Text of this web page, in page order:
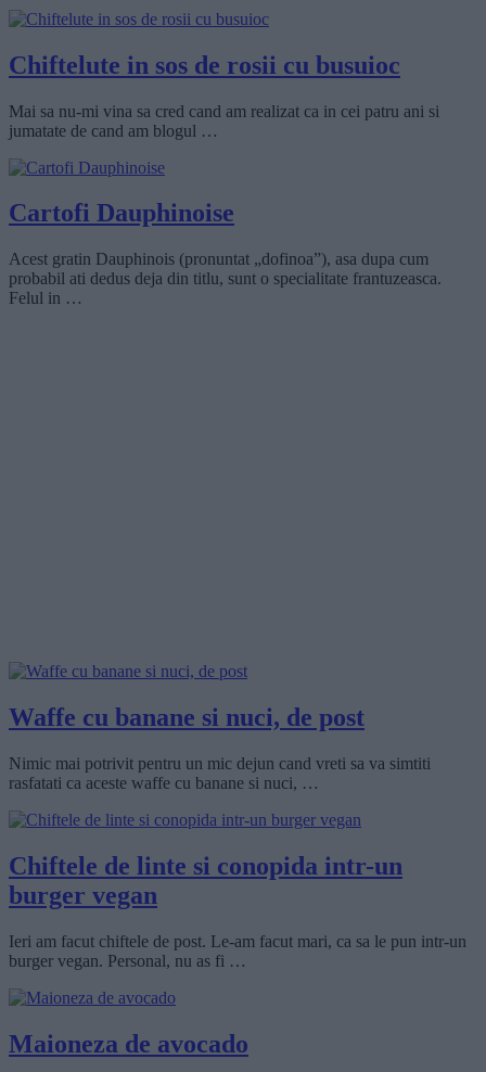
Chiftelute in sos de rosii cu busuioc
Mai sa nu-mi vina sa cred cand am realizat ca in cei patru ani si
jumatate de cand am blogul …
Cartofi Dauphinoise
Acest gratin Dauphinois (pronuntat „dofinoa”), asa dupa cum
probabil ati dedus deja din titlu, sunt o specialitate frantuzeasca.
Felul in …
Waffe cu banane si nuci, de post
Nimic mai potrivit pentru un mic dejun cand vreti sa va simtiti
rasfatati ca aceste waffe cu banane si nuci, …
Chiftele de linte si conopida intr-un
burger vegan
Ieri am facut chiftele de post. Le-am facut mari, ca sa le pun intr-un
burger vegan. Personal, nu as fi …
Maioneza de avocado